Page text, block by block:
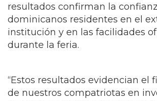
resultados confirman la
dominicanos residentes en el
institución y en las facilidades
durante la feria.
“Estos resultados evidencian el
de nuestros compatriotas en